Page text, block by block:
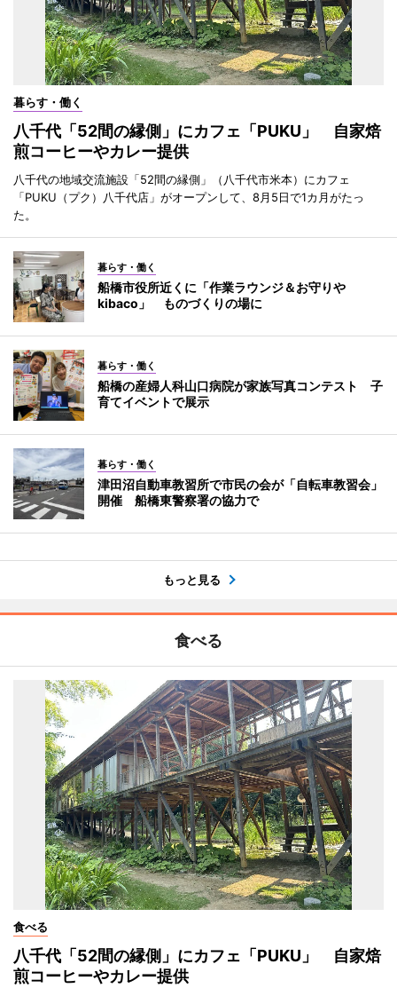
暮らす・働く
八千代「52間の縁側」にカフェ「PUKU」 自家焙
煎コーヒーやカレー提供
八千代の地域交流施設「52間の縁側」（八千代市米本）にカフェ
「PUKU（プク）八千代店」がオープンして、8月5日で1カ月がたっ
た。
暮らす・働く
船橋市役所近くに「作業ラウンジ＆お守りや
kibaco」 ものづくりの場に
暮らす・働く
船橋の産婦人科山口病院が家族写真コンテスト 子
育てイベントで展示
暮らす・働く
津田沼自動車教習所で市民の会が「自転車教習会」
開催 船橋東警察署の協力で
もっと見る
食べる
食べる
八千代「52間の縁側」にカフェ「PUKU」 自家焙
煎コーヒーやカレー提供